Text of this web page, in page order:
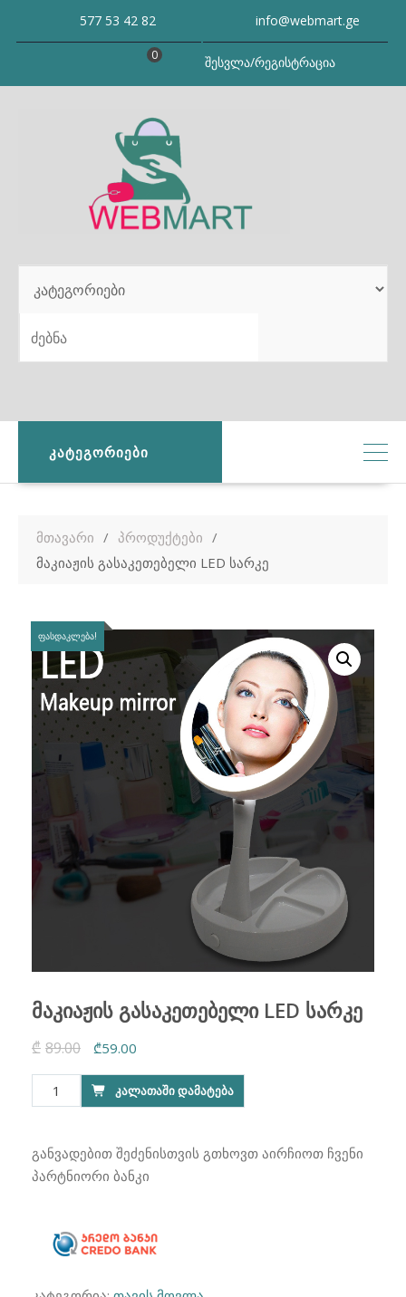
577 53 42 82 info@webmart.ge
შესვლა/რეგისტრაცია
0
SEARCH
ᲙᲐᲢᲔᲒᲝᲠᲘᲔᲑᲘ
მთავარი
პროდუქტები
მაკიაჟის გასაკეთებელი LED სარკე
ᲤᲐᲡᲓᲐᲙᲚᲔᲑᲐ!
მაკიაჟის გასაკეთებელი LED სარკე
₾ 89.00
Original
price
was:
₾59.00
price
is:
რაოდენობა:
მაკიაჟის
LED
სარკე
ᲙᲐᲚᲐᲗᲐᲨᲘ ᲓᲐᲛᲐᲢᲔᲑᲐ
განვადებით შეძენისთვის გთხოვთ აირჩიოთ ჩვენი
პარტნიორი ბანკი